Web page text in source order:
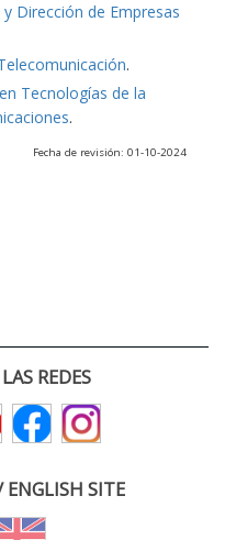
Dirección de Empresas
.
Tecnologías de la
.
Fecha de revisión: 01-10-2024
REDES
ENGLISH SITE